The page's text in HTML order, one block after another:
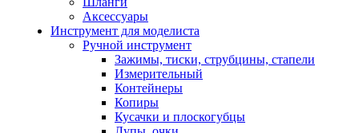
Аксессуары
Инструмент для моделиста
Ручной инструмент
Зажимы, тиски, струбцины, стапели
Измерительный
Контейнеры
Копиры
Кусачки и плоскогубцы